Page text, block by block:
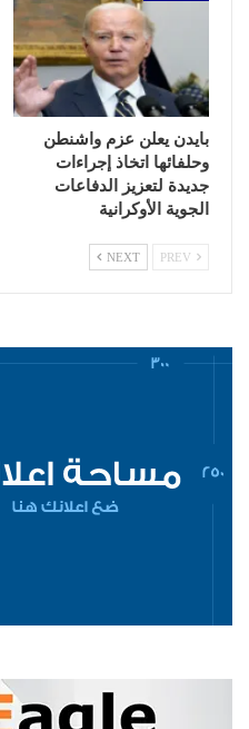
بايدن يعلن عزم واشنطن
وحلفائها اتخاذ إجراءات
جديدة لتعزيز الدفاعات
الجوية الأوكرانية
NEXT